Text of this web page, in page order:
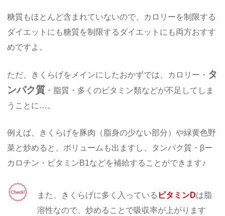
糖質もほとんど含まれていないので、カロリーを制限する
ダイエットにも糖質を制限するダイエットにも両方おすす
めですよ。
ただ、きくらげをメインにしたおかずでは、カロリー・ タ
ンパク質 ・脂質・多くのビタミン類などが不足してしま
うことに…。
例えば、きくらげを豚肉（脂身の少ない部分）や緑黄色野
菜と炒めると、ボリュームも出ますし、タンパク質・βー
カロチン・ビタミンB1などを補給することができます♪
また、きくらげに多く入っている ビタミンDは脂
溶性なので、炒めることで吸収率が上がります